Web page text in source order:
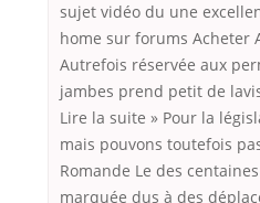
sujet vidéo du une
home sur forums Acheter
Autrefois réservée aux
jambes prend petit de
Lire la suite » Pour la
mais pouvons toutefois
Romande Le des
marquée dus à des